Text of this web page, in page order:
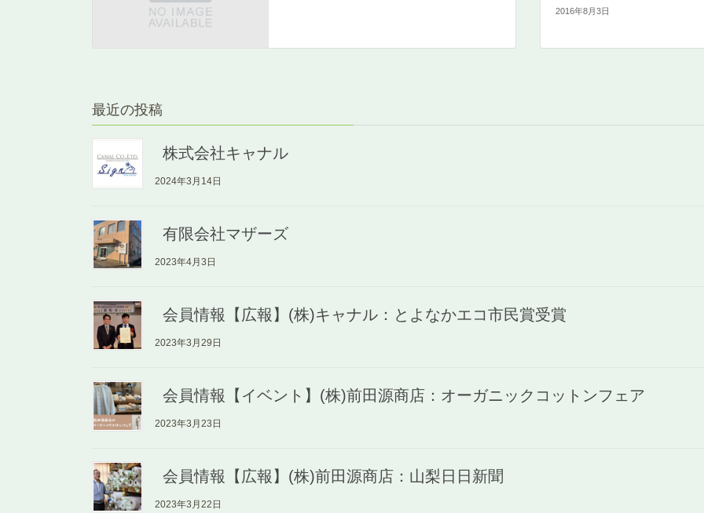
2016年8月3日
最近の投稿
株式会社キャナル
2024年3月14日
有限会社マザーズ
2023年4月3日
会員情報【広報】(株)キャナル：とよなかエコ市民賞受賞
2023年3月29日
会員情報【イベント】(株)前田源商店：オーガニックコットンフェア
2023年3月23日
会員情報【広報】(株)前田源商店：山梨日日新聞
2023年3月22日